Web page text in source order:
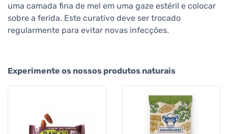
uma camada fina de mel em uma gaze estéril e colocar
sobre a ferida. Este curativo deve ser trocado
regularmente para evitar novas infecções.
Experimente os nossos produtos naturais